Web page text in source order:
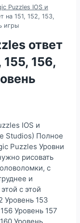
Puzzles IOS и
на 151, 152, 153,
игры
ответ
155, 156,
IOS и
Studios) Полное
Puzzles Уровни
рисовать
с
и
с этой
Уровень 153
Уровень 157